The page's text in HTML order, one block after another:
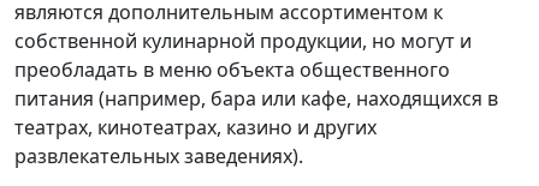
являются дополнительным ассортиментом к
собственной кулинарной продукции, но могут и
преобладать в меню объекта общественного
питания (например, бара или кафе, находящихся в
театрах, кинотеатрах, казино и других
развлекательных заведениях).